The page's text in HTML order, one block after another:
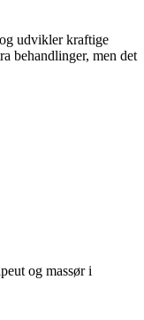
udvikler kraftige
behandlinger, men det